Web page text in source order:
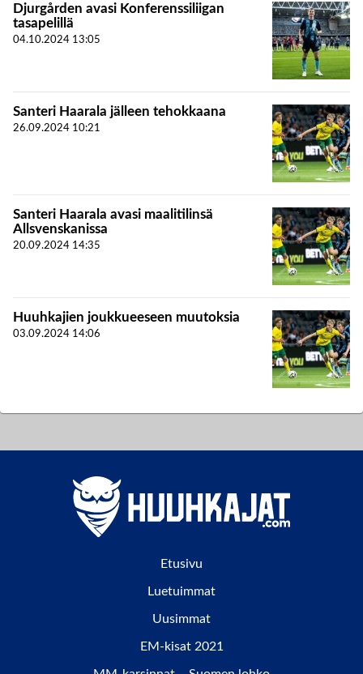
Djurgården avasi Konferenssiliigan
tasapelillä
04.10.2024 13:05
Santeri Haarala jälleen tehokkaana
26.09.2024 10:21
Santeri Haarala avasi maalitilinsä
Allsvenskanissa
20.09.2024 14:35
Huuhkajien joukkueeseen muutoksia
03.09.2024 14:06
Etusivu
Luetuimmat
Uusimmat
EM-kisat 2021